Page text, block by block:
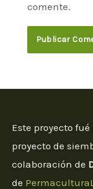
comente.
Este proyecto
proyecto de
colaboración de
de